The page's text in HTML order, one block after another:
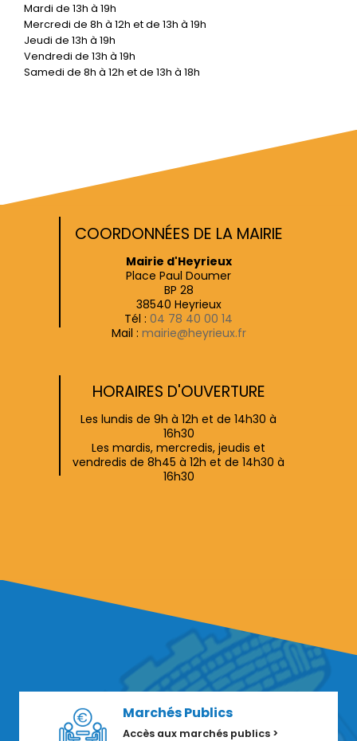
Mardi de 13h à 19h
Mercredi de 8h à 12h et de 13h à 19h
Jeudi de 13h à 19h
Vendredi de 13h à 19h
Samedi de 8h à 12h et de 13h à 18h
COORDONNÉES DE LA MAIRIE
Mairie d'Heyrieux
Place Paul Doumer
BP 28
38540 Heyrieux
Tél : 04 78 40 00 14
Mail : mairie@heyrieux.fr
HORAIRES D'OUVERTURE
Les lundis de 9h à 12h et de 14h30 à
16h30
Les mardis, mercredis, jeudis et
vendredis de 8h45 à 12h et de 14h30 à
16h30
Marchés Publics
Accès aux marchés publics >